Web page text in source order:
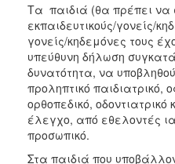
Τα παιδιά (θα πρέπει να
εκπαιδευτικούς/γονείς/
γονείς/κηδεμόνες τους
υπεύθυνη δήλωση
δυνατότητα, να
προληπτικό παιδιατρικό,
ορθοπεδικό,
έλεγχο, από εθελοντές
προσωπικό.
Στα παιδιά που